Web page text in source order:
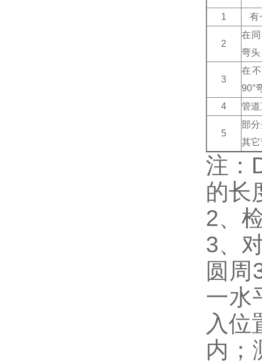
1 有
2
在
弯头
3
在
90°
4
管
5
部
其它
注：
的长
2、
3、
圆周
一水
入位
内；